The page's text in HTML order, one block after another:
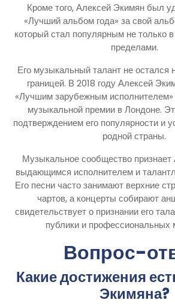
Кроме того, Алексей Экимян был
«Лучший альбом года» за свой
который стал популярным не только
пределами.
Его музыкальный талант не остался
границей. В 2018 году Алексей
«Лучшим зарубежным
музыкальной премии в Лондоне.
подтверждением его популярности и
родной страны.
Музыкальное сообщество
выдающимся исполнителем и
Его песни часто занимают верхние
чартов, а концерты собирают
свидетельствует о признании его
публики и профессиональных
Вопрос-
Какие достижения
Экимяна?